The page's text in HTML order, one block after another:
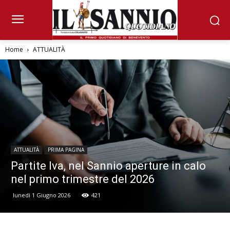
Home ATTUALITÀ
ATTUALITÀ PRIMA PAGINA
Partite Iva, nel Sannio aperture in calo
nel primo trimestre del 2026
lunedì 1 Giugno 2026 421